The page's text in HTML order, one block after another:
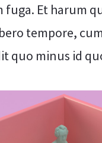
Et harum
tempore,
quo minus id